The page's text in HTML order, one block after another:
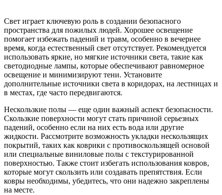
Свет играет ключевую роль в создании безопасного
пространства для пожилых людей. Хорошее освещение
помогает избежать падений и травм, особенно в вечернее
время, когда естественный свет отсутствует. Рекомендуется
использовать яркие, но мягкие источники света, такие как
светодиодные лампы, которые обеспечивают равномерное
освещение и минимизируют тени. Установите
дополнительные источники света в коридорах, на лестницах и
в местах, где часто передвигаются.
Нескользкие полы — еще один важный аспект безопасности.
Скользкие поверхности могут стать причиной серьезных
падений, особенно если на них есть вода или другие
жидкости. Рассмотрите возможность укладки нескользящих
покрытий, таких как коврики с противоскользящей основой
или специальные виниловые полы с текстурированной
поверхностью. Также стоит избегать использования ковров,
которые могут скользить или создавать препятствия. Если
ковры необходимы, убедитесь, что они надежно закреплены
на месте.